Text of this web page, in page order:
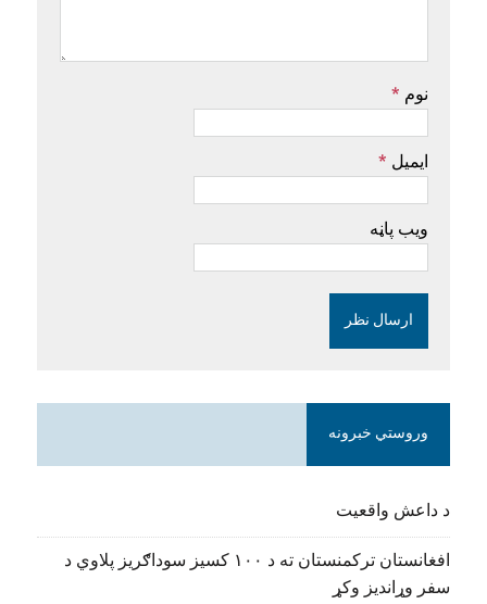
نوم *
ایمیل *
ویب پاڼه
وروستي خبرونه
د داعش واقعیت
افغانستان ترکمنستان ته د ۱۰۰ کسیز سوداګریز پلاوي د
سفر وړاندیز وکړ